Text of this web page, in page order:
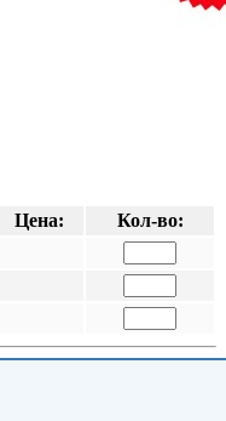
Цена:
Кол-во: